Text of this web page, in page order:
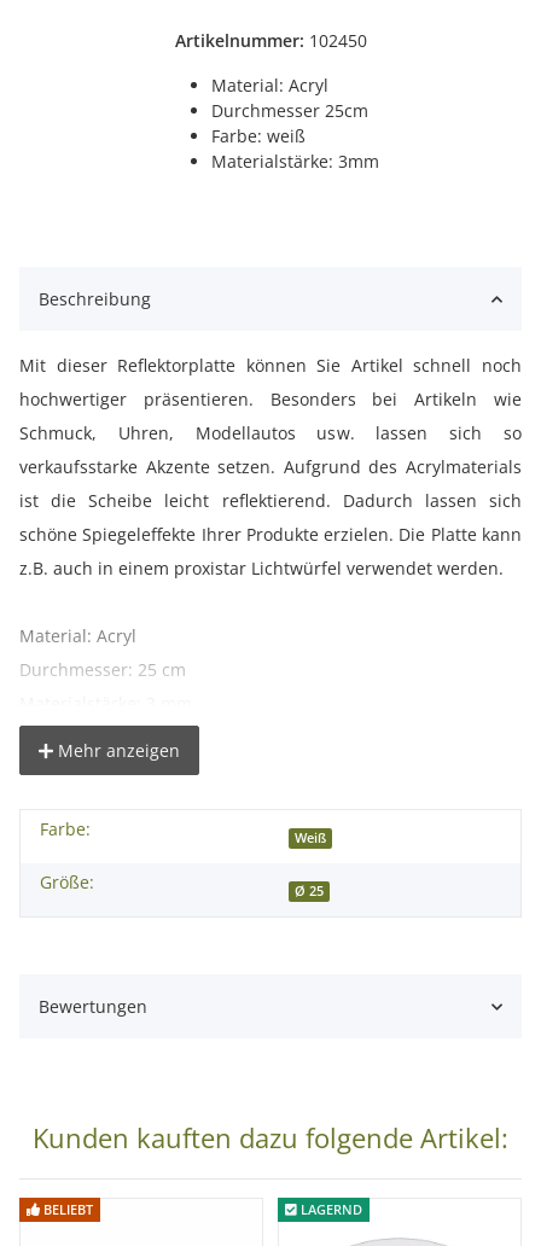
Artikelnummer: 102450
Material: Acryl
Durchmesser 25cm
Farbe: weiß
Materialstärke: 3mm
Beschreibung
Mit dieser Reflektorplatte können Sie Artikel schnell noch
hochwertiger präsentieren. Besonders bei Artikeln wie
Schmuck, Uhren, Modellautos usw. lassen sich so
verkaufsstarke Akzente setzen. Aufgrund des Acrylmaterials
ist die Scheibe leicht reflektierend. Dadurch lassen sich
schöne Spiegeleffekte Ihrer Produkte erzielen. Die Platte kann
z.B. auch in einem proxistar Lichtwürfel verwendet werden.
Material: Acryl
Durchmesser: 25 cm
1x Acrylplatte weiß, 25cm
Mehr anzeigen
Farbe: Weiß
Größe: Ø 25
Bewertungen
Kunden kauften dazu folgende Artikel:
BELIEBT LAGERND